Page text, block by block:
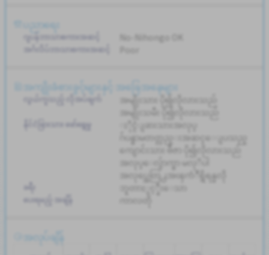
ပညာရေး
ဂျပန်ဘာသာစကားအဆင့် No-Nihongo OK
အင်္ဂလိပ်ဘာသာစကားအဆင့်
အကျိုးခံစားခွင့်များနှင့် အခြေအနေများ
လွယ်ကူသည့် လိုအပ်ချက်
အမျိုးသား ပို၍လိုလားသည်
အမျိုးသမီး ပို၍လိုလားသည်
နိုင်ငံခြားသား ဖော်ရွေမှု
ႏိုင္ငံျခားသားအလုပ္
ဂ်ပန္စာမတတ္လည္းအဆင္ေျပသည္
ကျောင်းသား ဗီဇာ ပို၍လိုလားသည်
အလုပ္ေလွ်ာက္စာ မလုိပါ
အလုပ္အေတြ႕အၾကံဳရွိရန္မလို
ခရီး
ပေးရမည့် အချိန်
အလုပ်ချိန်